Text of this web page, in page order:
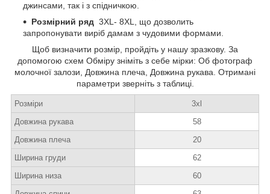
джинсами, так і з спідничкою.
Розмірний ряд 3XL- 8XL, що дозволить
запропонувати виріб дамам з чудовими формами.
Щоб визначити розмір, пройдіть у нашу зразкову. За
допомогою схем Обміру зніміть з себе мірки: Об фотограф
молочної залози, Довжина плеча, Довжина рукава. Отримані
параметри зверніть з таблиці.
Розміри
3xl
Довжина рукава
58
Довжина плеча
20
Ширина груди
62
Ширина низа
60